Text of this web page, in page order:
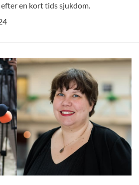
en kort tids sjukdom.